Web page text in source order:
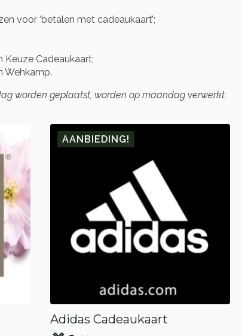
voor ‘betalen met cadeaukaart’;
Keuze Cadeaukaart;
Wehkamp.
worden geplaatst, worden op maandag verwerkt.
AANBIEDING!
Adidas Cadeaukaart